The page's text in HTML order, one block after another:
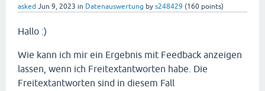
asked Jun 9, 2023 in Datenauswertung by s248429 (160 points)
Hallo :)
Wie kann ich mir ein Ergebnis mit Feedback anzeigen
lassen, wenn ich Freitextantworten habe. Die
Freitextantworten sind in diesem Fall